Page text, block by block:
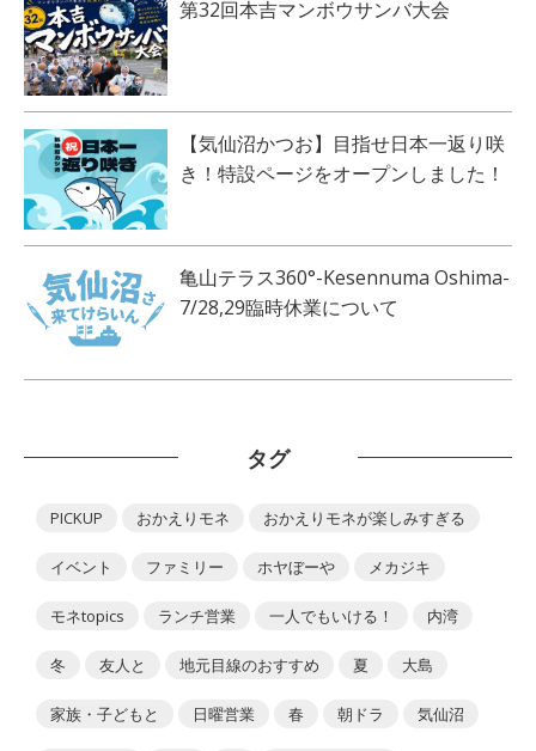
第32回本吉マンボウサンバ大会
【気仙沼かつお】目指せ日本一返り咲
き！特設ページをオープンしました！
亀山テラス360°-Kesennuma Oshima-
7/28,29臨時休業について
タグ
PICKUP おかえりモネ おかえりモネが楽しみすぎる
イベント ファミリー ホヤぼーや メカジキ
モネtopics ランチ営業 一人でもいける！ 内湾
冬 友人と 地元目線のおすすめ 夏 大島
家族・子どもと 日曜営業 春 朝ドラ 気仙沼